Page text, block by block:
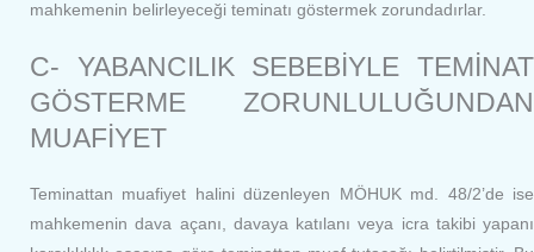
mahkemenin belirleyeceği teminatı göstermek zorundadırlar.
C- YABANCILIK SEBEBİYLE TEMİNAT
GÖSTERME ZORUNLULUĞUNDAN
MUAFİYET
Teminattan muafiyet halini düzenleyen MÖHUK md. 48/2’de ise
mahkemenin dava açanı, davaya katılanı veya icra takibi yapanı